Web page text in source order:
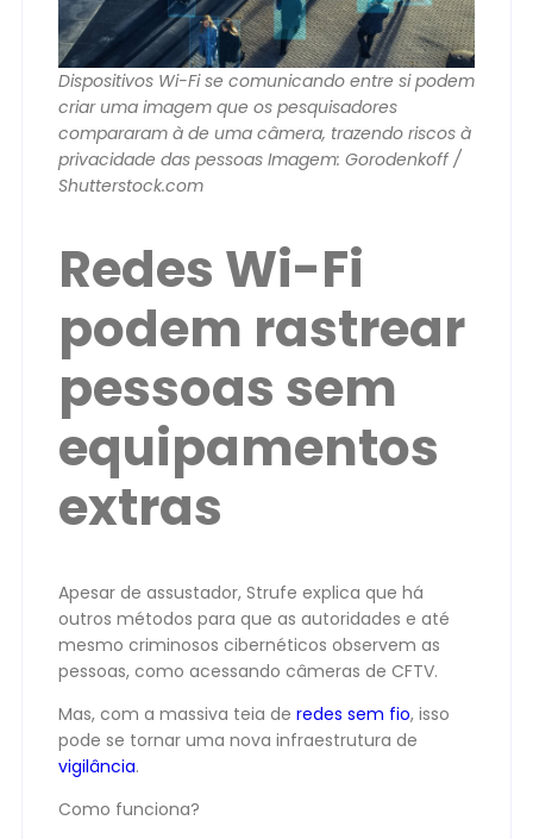
Dispositivos Wi-Fi se comunicando entre si podem
criar uma imagem que os pesquisadores
compararam à de uma câmera, trazendo riscos à
privacidade das pessoas Imagem: Gorodenkoff /
Shutterstock.com
Redes Wi-Fi
podem rastrear
pessoas sem
equipamentos
extras
Apesar de assustador, Strufe explica que há
outros métodos para que as autoridades e até
mesmo criminosos cibernéticos observem as
pessoas, como acessando câmeras de CFTV.
Mas, com a massiva teia de redes sem fio, isso
pode se tornar uma nova infraestrutura de
vigilância.
Como funciona?